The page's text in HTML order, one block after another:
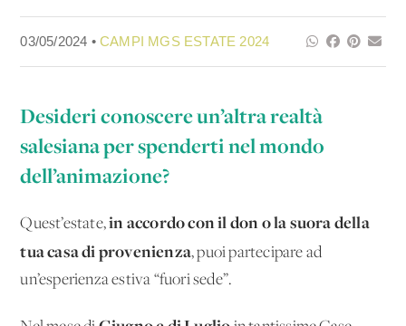
03/05/2024 •CAMPI MGS ESTATE 2024
Desideri conoscere un’altra realtà
salesiana per spenderti nel mondo
dell’animazione?
Quest’estate,in accordo con il don o la suora della
tua casa di provenienza, puoi partecipare ad
un’esperienza estiva “fuori sede”.